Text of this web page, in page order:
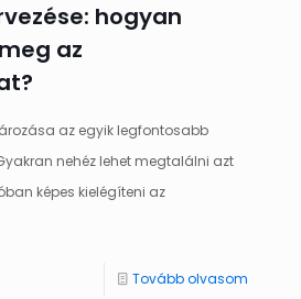
hogyan
az
az egyik legfontosabb
nehéz lehet megtalálni azt
képes kielégíteni az
Tovább olvasom